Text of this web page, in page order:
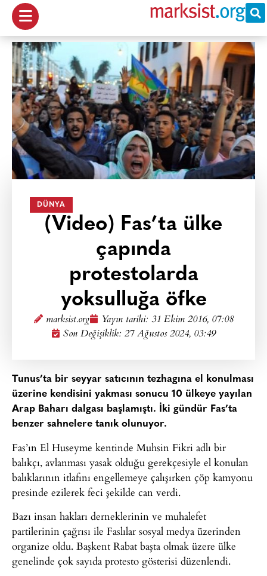
DÜNYA
(Video) Fas’ta ülke
çapında
protestolarda
yoksulluğa öfke
marksist.org Yayın tarihi: 31 Ekim 2016, 07:08
Son Değişiklik: 27 Ağustos 2024, 03:49
Tunus’ta bir seyyar satıcının tezhagına el konulması
üzerine kendisini yakması sonucu 10 ülkeye yayılan
Arap Baharı dalgası başlamıştı. İki gündür Fas’ta
benzer sahnelere tanık olunuyor.
Fas’ın El Huseyme kentinde Muhsin Fikri adlı bir
balıkçı, avlanması yasak olduğu gerekçesiyle el konulan
balıklarının itlafını engellemeye çalışırken çöp kamyonu
presinde ezilerek feci şekilde can verdi.
Bazı insan hakları derneklerinin ve muhalefet
partilerinin çağrısı ile Faslılar sosyal medya üzerinden
organize oldu. Başkent Rabat başta olmak üzere ülke
genelinde çok sayıda protesto gösterisi düzenlendi.